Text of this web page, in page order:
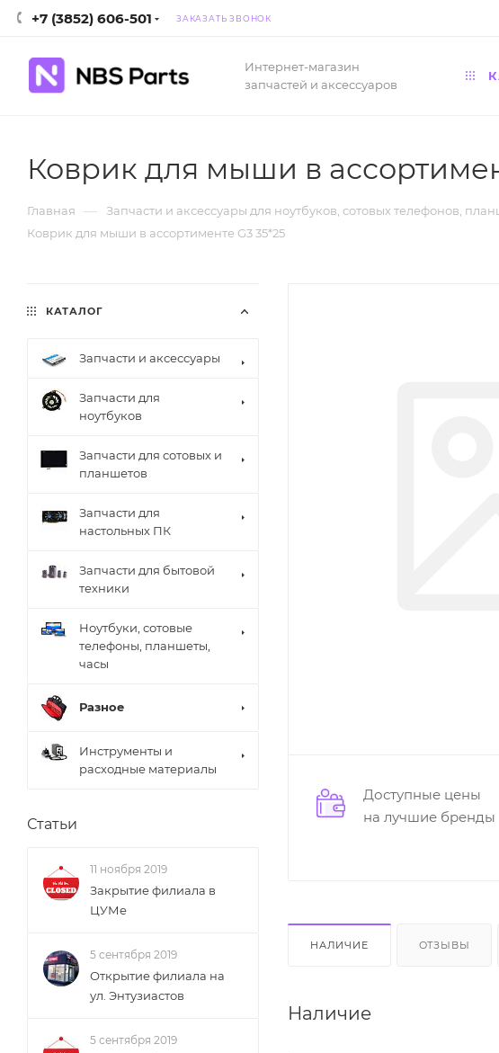
+7 (3852) 606-501 ЗАКАЗАТЬ ЗВОНОК
Интернет-магазин
запчастей и аксессуаров
Коврик для мыши в
Главная — Запчасти и аксессуары для ноутбуков, сотовых телефонов,
Коврик для мыши в ассортименте G3 35*25
Доступные цены
на лучшие бренды
НАЛИЧИЕ ОТЗЫВЫ
Наличие
КАТАЛОГ
Запчасти и аксессуары
Запчасти для
ноутбуков
Запчасти для сотовых и
планшетов
Запчасти для
настольных ПК
Запчасти для бытовой
техники
Ноутбуки, сотовые
телефоны, планшеты,
часы
Разное
Инструменты и
расходные материалы
Статьи
11 ноября 2019
Закрытие филиала в
ЦУМе
5 сентября 2019
Открытие филиала на
ул. Энтузиастов
5 сентября 2019